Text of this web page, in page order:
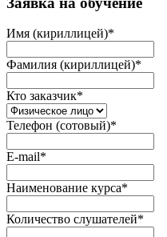
Имя (кириллицей)*
Фамилия (кириллицей)*
Кто заказчик*
Телефон (сотовый)*
E-mail*
Наименование курса*
Количество слушателей*